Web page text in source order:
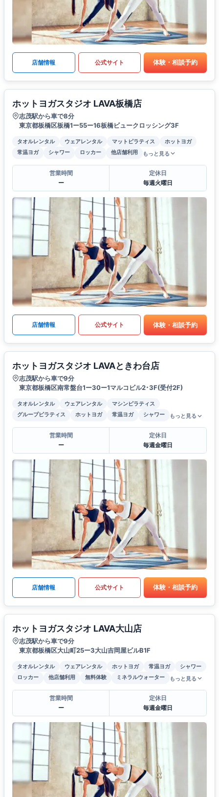
店舗情報 公式サイト 体験・相談予約
ホットヨガスタジオ LAVA板橋店
志茂駅から車で8分
東京都板橋区板橋1ー55ー16板橋ビュークロッシング3F
タオルレンタル ウェアレンタル マットピラティス
ホットヨガ
常温ヨガ
シャワー ロッカー 他店舗利用 もっと見る
営業時間
ー
定休日
毎週火曜日
店舗情報 公式サイト 体験・相談予約
ホットヨガスタジオ LAVAときわ台店
志茂駅から車で9分
東京都板橋区南常盤台1ー30ー1マルコビル2･3F(受付2F)
タオルレンタル ウェアレンタル
マシンピラティス
グループピラティス
ホットヨガ 常温ヨガ シャワー もっと見る
営業時間
ー
定休日
毎週金曜日
店舗情報 公式サイト 体験・相談予約
ホットヨガスタジオ LAVA大山店
志茂駅から車で9分
東京都板橋区大山町25ー3大山吉岡屋ビルB1F
タオルレンタル ウェアレンタル ホットヨガ 常温ヨガ
シャワー
ロッカー
他店舗利用 無料体験 ミネラルウォーター もっと見る
営業時間
ー
定休日
毎週金曜日